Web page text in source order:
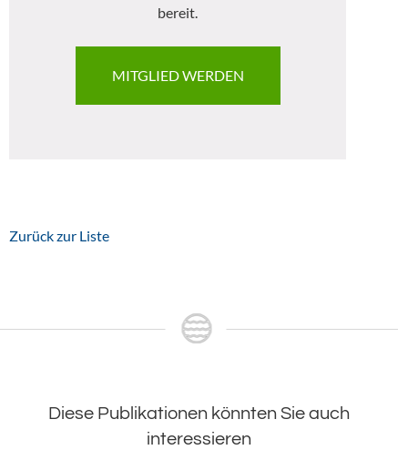
bereit.
MITGLIED WERDEN
Zurück zur Liste
Diese Publikationen könnten Sie auch
interessieren